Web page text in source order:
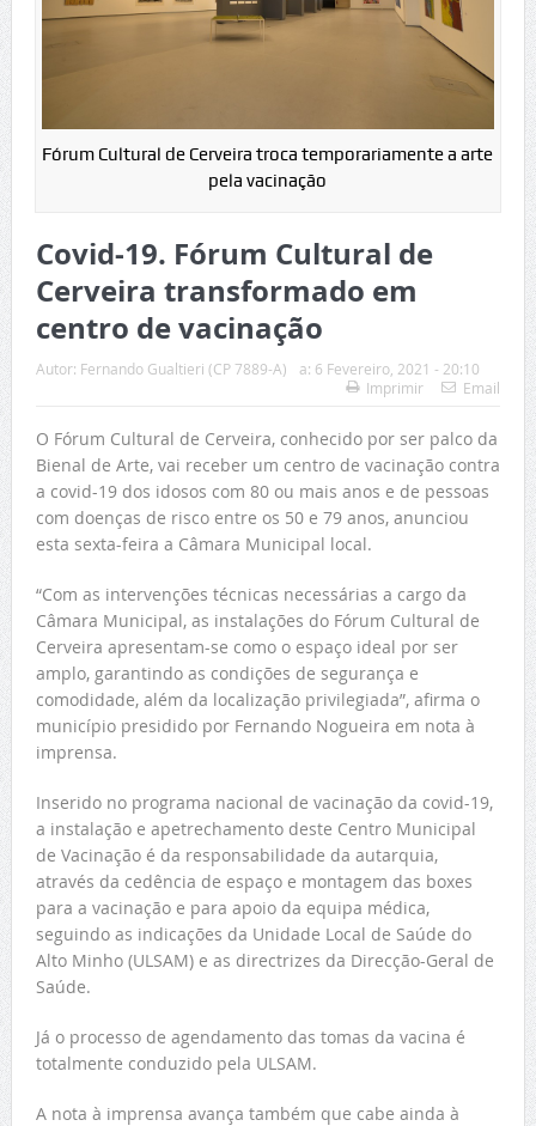
Fórum Cultural de Cerveira troca temporariamente a arte
pela vacinação
Covid-19. Fórum Cultural de
Cerveira transformado em
centro de vacinação
Autor: Fernando Gualtieri (CP 7889-A) a: 6 Fevereiro, 2021 - 20:10
Imprimir
Email
O Fórum Cultural de Cerveira, conhecido por ser palco da
Bienal de Arte, vai receber um centro de vacinação contra
a covid-19 dos idosos com 80 ou mais anos e de pessoas
com doenças de risco entre os 50 e 79 anos, anunciou
esta sexta-feira a Câmara Municipal local.
“Com as intervenções técnicas necessárias a cargo da
Câmara Municipal, as instalações do Fórum Cultural de
Cerveira apresentam-se como o espaço ideal por ser
amplo, garantindo as condições de segurança e
comodidade, além da localização privilegiada”, afirma o
município presidido por Fernando Nogueira em nota à
imprensa.
Inserido no programa nacional de vacinação da covid-19,
a instalação e apetrechamento deste Centro Municipal
de Vacinação é da responsabilidade da autarquia,
através da cedência de espaço e montagem das boxes
para a vacinação e para apoio da equipa médica,
seguindo as indicações da Unidade Local de Saúde do
Alto Minho (ULSAM) e as directrizes da Direcção-Geral de
Saúde.
Já o processo de agendamento das tomas da vacina é
totalmente conduzido pela ULSAM.
A nota à imprensa avança também que cabe ainda à